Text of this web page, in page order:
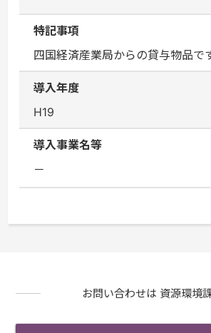
特記事項
四国経済産業局からの貸与物品です
導入年度
H19
導入事業名等
－
お問い合わせは 資源環境